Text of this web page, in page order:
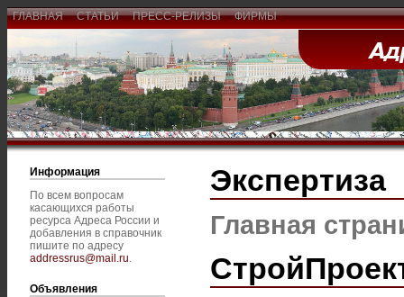
ГЛАВНАЯ СТАТЬИ ПРЕСС-РЕЛИЗЫ ФИРМЫ
Информация
По всем вопросам
касающихся работы
ресурса Адреса России и
добавления в справочник
пишите по адресу
addressrus@mail.ru.
Объявления
Экспертиза
Главная